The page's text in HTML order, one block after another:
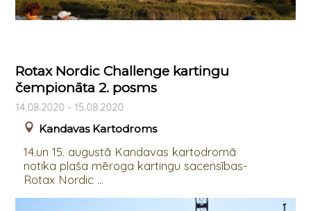
Rotax Nordic Challenge kartingu
čempionāta 2. posms
14.08.2020 - 15.08.2020
Kandavas Kartodroms
14.un 15. augustā Kandavas kartodromā
notika plaša mēroga kartingu sacensības-
Rotax Nordic ...